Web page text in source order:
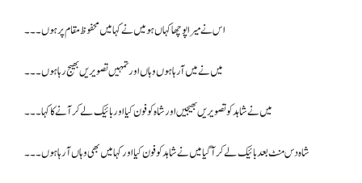
اس نے میرا پوچھا کہاں ہو میں نے کہا میں محفوظ مقام پر ہوں۔۔۔
میں نے میں آرہا ہوں وہاں اور تمہیں تصویریں بھیج رہا ہوں۔۔۔
میں نے شاہد کو تصویریں بھیجیں اور شاہ کو فون کیا اور بائیک لے کر آنے کا کہا۔۔۔
شاہ دس منٹ بعد بائیک لے کر آ گیا میں نے شاہد کو فون کیا اور کہا میں بھی وہاں آ رہا ہوں۔۔۔